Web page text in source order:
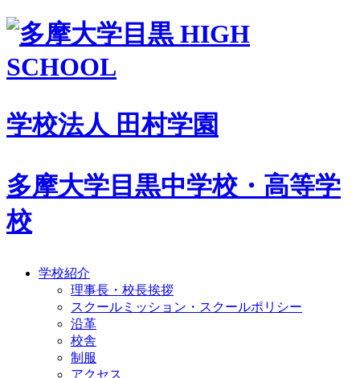
学校法人 田村学園
多摩大学目黒中学校・高等学
校
学校紹介
理事長・校長挨拶
スクールミッション・スクールポリシー
沿革
校舎
制服
アクセス